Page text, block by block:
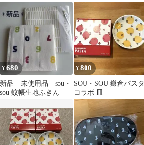
セット
¥680
新品 未使用品 sou・
sou 蚊帳生地ふきん
¥800
SOU・SOU 鎌倉パスタ
コラボ 皿